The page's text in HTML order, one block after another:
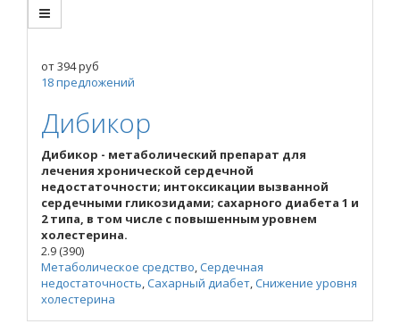
от394руб
18 предложений
Дибикор
Дибикор - метаболический препарат для
лечения хронической сердечной
недостаточности; интоксикации вызванной
сердечными гликозидами; сахарного диабета 1 и
2 типа, в том числе с повышенным уровнем
холестерина.
2.9(390)
Метаболическое средство,Сердечная
недостаточность,Сахарный диабет,Снижение уровня
холестерина